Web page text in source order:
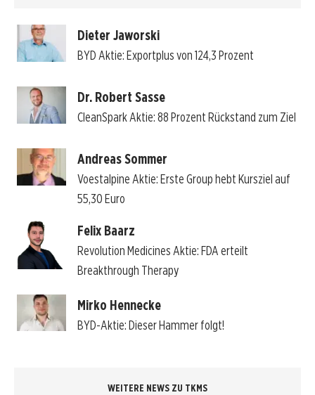
Dieter Jaworski
BYD Aktie: Exportplus von 124,3 Prozent
Dr. Robert Sasse
CleanSpark Aktie: 88 Prozent Rückstand zum Ziel
Andreas Sommer
Voestalpine Aktie: Erste Group hebt Kursziel auf
55,30 Euro
Felix Baarz
Revolution Medicines Aktie: FDA erteilt
Breakthrough Therapy
Mirko Hennecke
BYD-Aktie: Dieser Hammer folgt!
WEITERE NEWS ZU TKMS